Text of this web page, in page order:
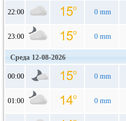
22:00 0 mm
23:00 0 mm
Среда 12-08-2026
00:00 0 mm
01:00 0 mm